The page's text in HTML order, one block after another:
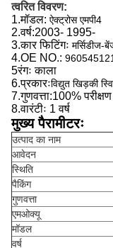
त्वरित विवरण:
1.मॉडल: ऐक्ट्रोस एमपी4
2.वर्ष:2003- 1995-
3.कार फिटिंगः मर्सिडीज-
4.OE NO.:
5रंगः काला
6.प्रकारःविद्युत खिड़की
7.गुणवत्ता:100% परीक्षण
8.वारंटीः 1 वर्ष
मुख्य पैरामीटरः
उत्पाद का नाम
आवेदन
स्थिति
पैकिंग
गुणवत्ता
एमओक्यू
मॉडल
वर्ष